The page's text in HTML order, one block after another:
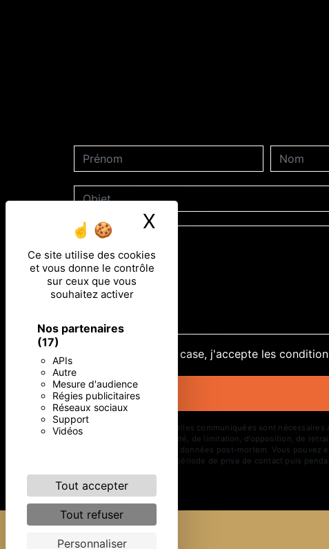
Ce site utilise des cookies
et vous donne le contrôle
sur ceux que vous
souhaitez activer
Nos partenaires
(17)
APIs
Autre
Mesure d'audience
Régies publicitaires
Réseaux sociaux
Support
Vidéos
Tout accepter
Tout refuser
Personnaliser
X Masquer le
En cochant cette case, j'accepte les
** Les données personnelles communiquées sont
d’effacement, de portabilité, de limitation, d’opposition, de
d’organiser le sort de vos données post-mortem. Vous
vos données pendant la période de prise de contact puis